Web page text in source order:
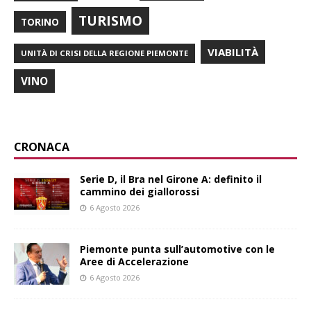
TORINO TURISMO
UNITÀ DI CRISI DELLA REGIONE PIEMONTE VIABILITÀ
VINO
CRONACA
Serie D, il Bra nel Girone A: definito il
cammino dei giallorossi
6 Agosto 2026
Piemonte punta sull’automotive con le
Aree di Accelerazione
6 Agosto 2026